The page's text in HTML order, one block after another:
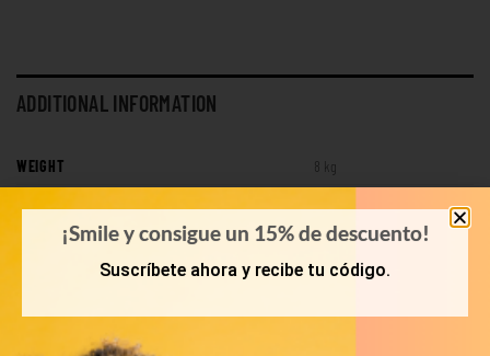
ADDITIONAL INFORMATION
WEIGHT 8 kg
LOOK Tops
¡Smile y consigue un 15% de descuento!
Suscríbete ahora y recibe tu código.